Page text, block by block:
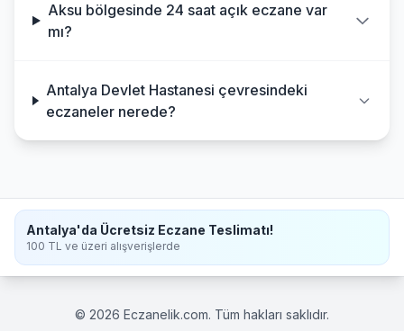
Aksu bölgesinde 24 saat açık eczane var
mı?
Antalya Devlet Hastanesi çevresindeki
eczaneler nerede?
Antalya'da Ücretsiz Eczane Teslimatı!
100 TL ve üzeri alışverişlerde
© 2026 Eczanelik.com. Tüm hakları saklıdır.